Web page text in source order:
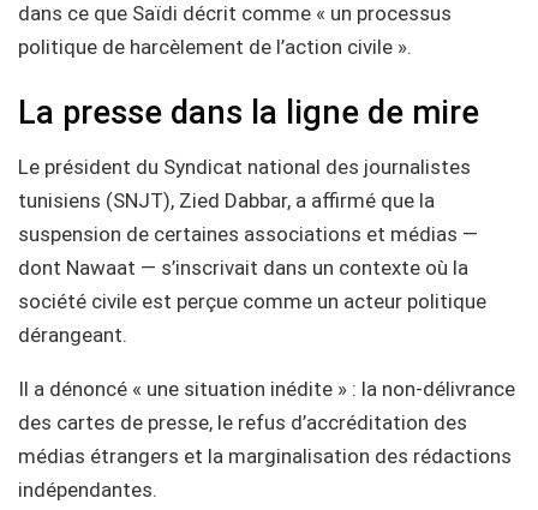
dans ce que Saïdi décrit comme « un processus
politique de harcèlement de l’action civile ».
La presse dans la ligne de mire
Le président du Syndicat national des journalistes
tunisiens (SNJT), Zied Dabbar, a affirmé que la
suspension de certaines associations et médias —
dont Nawaat — s’inscrivait dans un contexte où la
société civile est perçue comme un acteur politique
dérangeant.
Il a dénoncé « une situation inédite » : la non-délivrance
des cartes de presse, le refus d’accréditation des
médias étrangers et la marginalisation des rédactions
indépendantes.